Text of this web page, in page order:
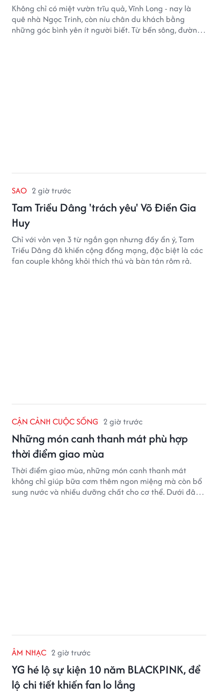
Không chỉ có miệt vườn trĩu quả, Vĩnh Long - nay là
quê nhà Ngọc Trinh, còn níu chân du khách bằng
những góc bình yên ít người biết. Từ bến sông, đường
SAO 2 giờ trước
Tam Triều Dâng 'trách yêu' Võ Điền Gia
Huy
Chỉ với vỏn vẹn 3 từ ngắn gọn nhưng đầy ẩn ý, Tam
Triều Dâng đã khiến cộng đồng mạng, đặc biệt là các
fan couple không khỏi thích thú và bàn tán rôm rả.
CẬN CẢNH CUỘC SỐNG 2 giờ trước
Những món canh thanh mát phù hợp
thời điểm giao mùa
Thời điểm giao mùa, những món canh thanh mát
không chỉ giúp bữa cơm thêm ngon miệng mà còn bổ
sung nước và nhiều dưỡng chất cho cơ thể. Dưới đây
ÂM NHẠC 2 giờ trước
YG hé lộ sự kiện 10 năm BLACKPINK, để
lộ chi tiết khiến fan lo lắng